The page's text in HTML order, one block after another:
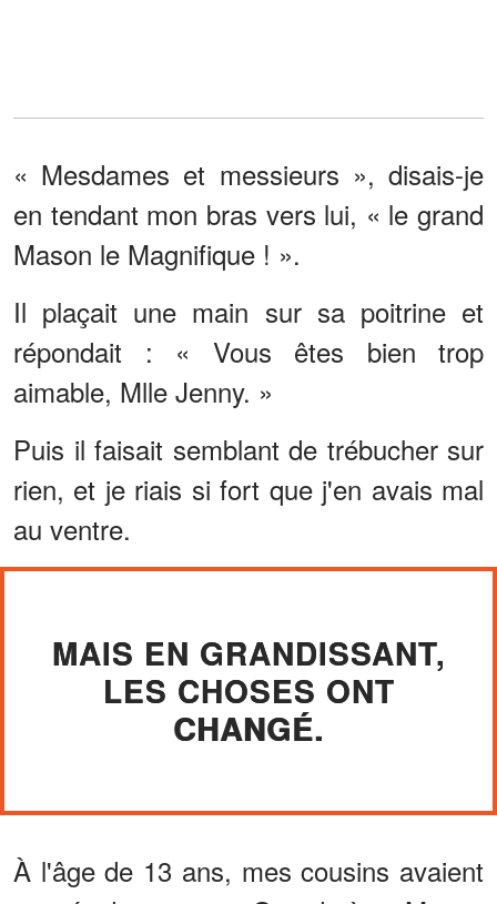
« Mesdames et messieurs », disais-je
en tendant mon bras vers lui, « le grand
Mason le Magnifique ! ».
Il plaçait une main sur sa poitrine et
répondait : « Vous êtes bien trop
aimable, Mlle Jenny. »
Puis il faisait semblant de trébucher sur
rien, et je riais si fort que j'en avais mal
au ventre.
MAIS EN GRANDISSANT,
LES CHOSES ONT
CHANGÉ.
À l'âge de 13 ans, mes cousins avaient